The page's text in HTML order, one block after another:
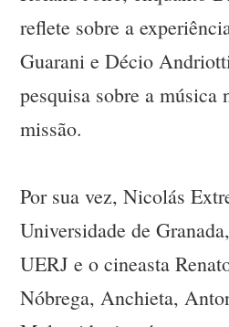
reflete sobre a
Guarani e Décio
pesquisa sobre a música
missão.
Por sua vez, Nicolás
Universidade de
UERJ e o cineasta
Nóbrega, Anchieta,